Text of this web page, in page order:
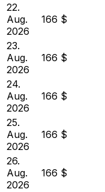
22.
Aug.
2026
166 $
23.
Aug.
2026
166 $
24.
Aug.
2026
166 $
25.
Aug.
2026
166 $
26.
Aug.
2026
166 $